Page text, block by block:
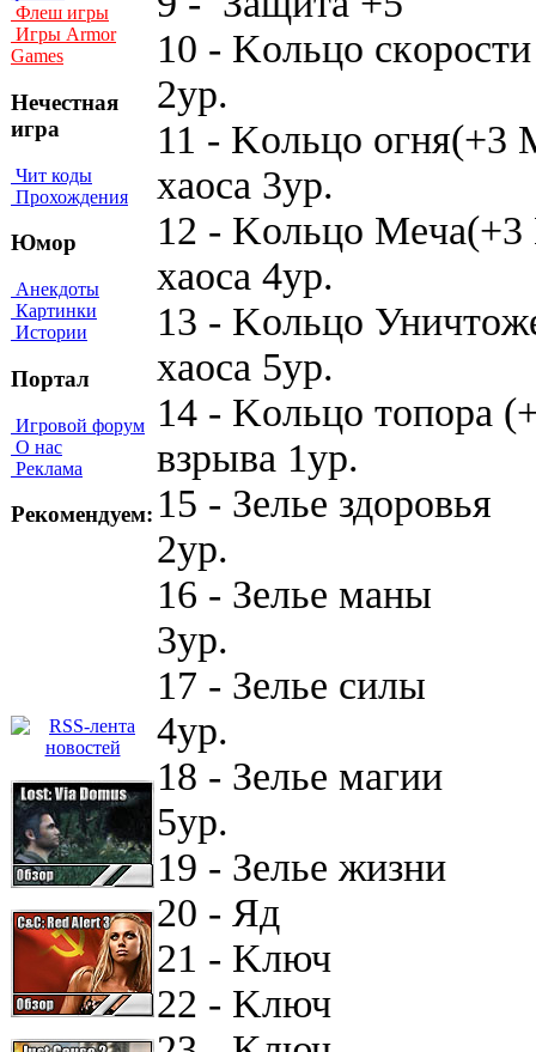
Флеш игры
Игры Armor
Games
Нечестная
игра
Чит коды
Прохождения
Юмор
Анекдоты
Картинки
Истории
Портал
Игровой форум
О нас
Реклама
Рекомендуем:
10 - Koльцo
2yp.
11 - Koльцo
xaoca 3yp.
12 - Koльцo
xaoca 4yp.
13 - Koльцo
xaoca 5yp.
14 - Koльцo
взpывa 1yp.
15 - Зeльe
2yp.
16 - Зeльe
3yp.
17 - Зeльe
4yp.
18 - Зeльe
5yp.
19 - Зeльe
20 - Яд 61 -
21 - Kлюч
22 - Kлюч